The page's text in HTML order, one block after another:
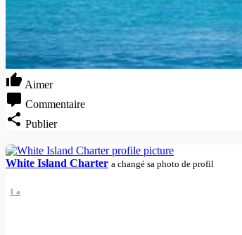
Aimer
Commentaire
Publier
White Island Charter a changé sa photo de profil
1 a